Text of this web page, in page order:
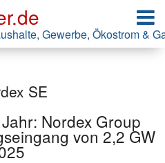
Gewerbe, Ökostrom &
SE
Nordex Group
von 2,2 GW